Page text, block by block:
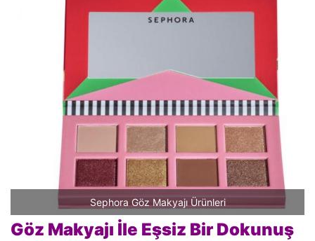
Sephora Göz Makyajı Ürünleri
Göz Makyajı İle Eşsiz Bir Dokunuş